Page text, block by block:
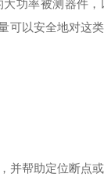
功率被测器件
可以安全地对这
并帮助定位断点